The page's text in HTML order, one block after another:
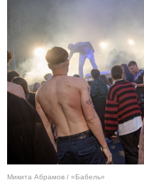
Микита Абрамов / «Бабель»